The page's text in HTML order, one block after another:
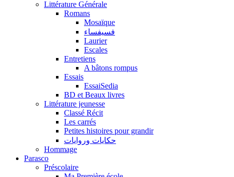
Littérature Générale
Romans
Mosaïque
فسيفساء
Laurier
Escales
Entretiens
A bâtons rompus
Essais
EssaiSedia
BD et Beaux livres
Littérature jeunesse
Classé Récit
Les carrés
Petites histoires pour grandir
حكايات وروايات
Hommage
Parasco
Préscolaire